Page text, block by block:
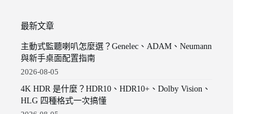
最新文章
主動式監聽喇叭怎麼選？Genelec、ADAM、Neumann
與新手桌面配置指南
2026-08-05
4K HDR 是什麼？HDR10、HDR10+、Dolby Vision、
HLG 四種格式一次搞懂